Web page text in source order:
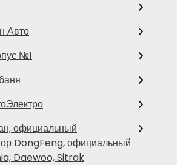
Авто
№1
официальный
DongFeng, официальный
Daewoo, Sitrak